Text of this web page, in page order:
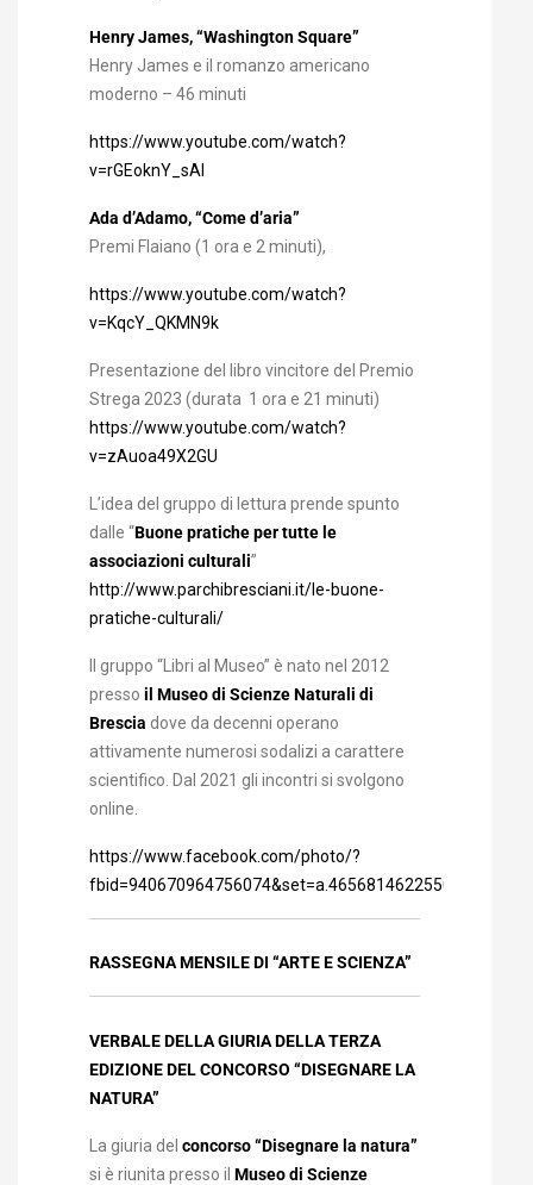
Henry James, “Washington Square”
Henry James e il romanzo americano
moderno – 46 minuti
https://www.youtube.com/watch?
v=rGEoknY_sAI
Ada d’Adamo, “Come d’aria”
Premi Flaiano (1 ora e 2 minuti),
https://www.youtube.com/watch?
v=KqcY_QKMN9k
Presentazione del libro vincitore del Premio
Strega 2023 (durata 1 ora e 21 minuti)
https://www.youtube.com/watch?
v=zAuoa49X2GU
L’idea del gruppo di lettura prende spunto
dalle “Buone pratiche per tutte le
associazioni culturali”
http://www.parchibresciani.it/le-buone-
pratiche-culturali/
Il gruppo “Libri al Museo” è nato nel 2012
presso il Museo di Scienze Naturali di
Brescia dove da decenni operano
attivamente numerosi sodalizi a carattere
scientifico. Dal 2021 gli incontri si svolgono
online.
https://www.facebook.com/photo/?
fbid=940670964756074&set=a.465681462255029
RASSEGNA MENSILE DI “ARTE E SCIENZA”
VERBALE DELLA GIURIA DELLA TERZA
EDIZIONE DEL CONCORSO “DISEGNARE LA
NATURA”
La giuria del concorso “Disegnare la natura”
si è riunita presso il Museo di Scienze